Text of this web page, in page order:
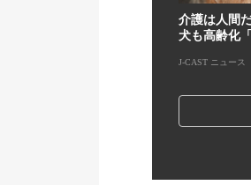
介護は人間
犬も高齢化
J-CAST ニュース